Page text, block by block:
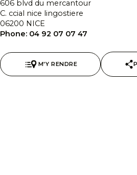
606 blvd du mercantour
C. ccial nice lingostiere
06200 NICE
Phone: 04 92 07 07 47
M'Y RENDRE